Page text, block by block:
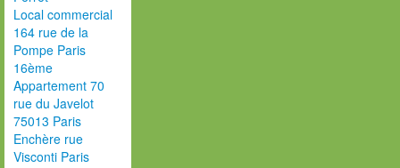
Local commercial
164 rue de la
Pompe Paris
16ème
Appartement 70
rue du Javelot
75013 Paris
Enchère rue
Visconti Paris